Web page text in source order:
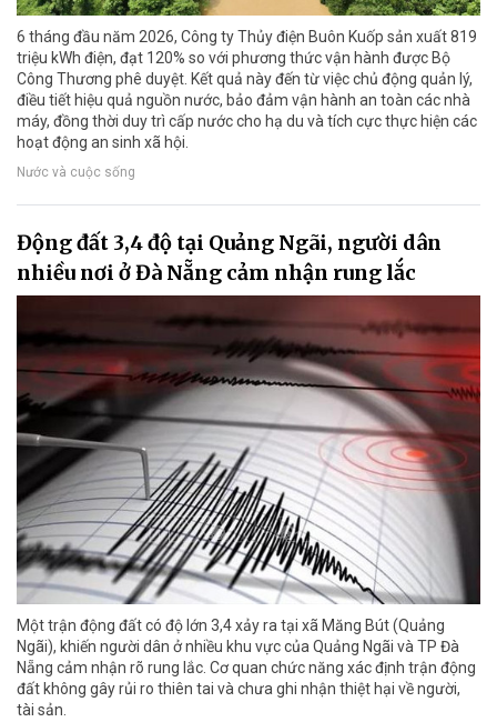
6 tháng đầu năm 2026, Công ty Thủy điện Buôn Kuốp sản xuất 819
triệu kWh điện, đạt 120% so với phương thức vận hành được Bộ
Công Thương phê duyệt. Kết quả này đến từ việc chủ động quản lý,
điều tiết hiệu quả nguồn nước, bảo đảm vận hành an toàn các nhà
máy, đồng thời duy trì cấp nước cho hạ du và tích cực thực hiện các
hoạt động an sinh xã hội.
Nước và cuộc sống
Động đất 3,4 độ tại Quảng Ngãi, người dân
nhiều nơi ở Đà Nẵng cảm nhận rung lắc
Một trận động đất có độ lớn 3,4 xảy ra tại xã Măng Bút (Quảng
Ngãi), khiến người dân ở nhiều khu vực của Quảng Ngãi và TP Đà
Nẵng cảm nhận rõ rung lắc. Cơ quan chức năng xác định trận động
đất không gây rủi ro thiên tai và chưa ghi nhận thiệt hại về người,
tài sản.